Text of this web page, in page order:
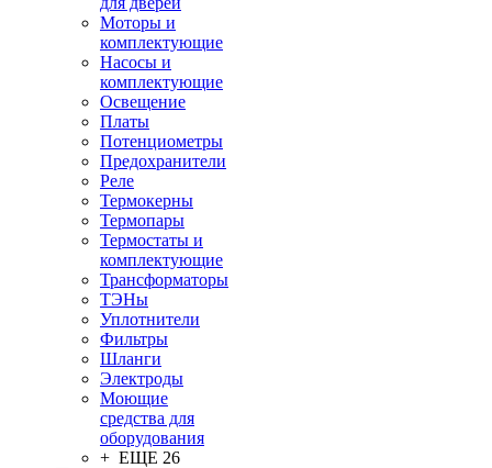
Моторы и
комплектующие
Насосы и
комплектующие
Освещение
Платы
Потенциометры
Предохранители
Реле
Термокерны
Термопары
Термостаты и
комплектующие
Трансформаторы
ТЭНы
Уплотнители
Фильтры
Шланги
Электроды
Моющие
средства для
оборудования
+ ЕЩЕ 26